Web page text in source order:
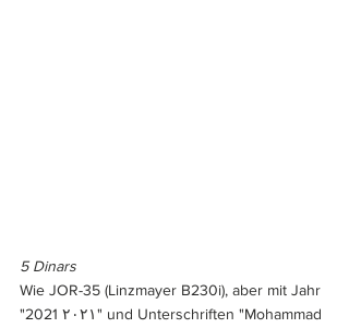
5 Dinars
Wie JOR-35 (Linzmayer B230i), aber mit Jahr
"2021 ٢٠٢١" und Unterschriften "Mohammad